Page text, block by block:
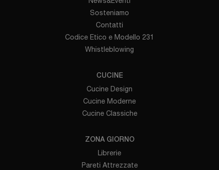
Sosteniamo
Contatti
Codice Etico e Modello 231
Whistleblowing
CUCINE
Cucine Design
Cucine Moderne
Cucine Classiche
ZONA GIORNO
Librerie
Pareti Attrezzate